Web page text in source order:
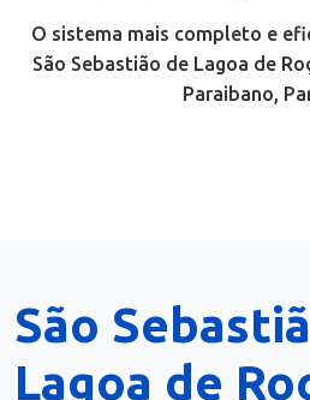
O sistema mais completo e
São Sebastião de Lagoa de
Paraibano,
São
Lagoa de